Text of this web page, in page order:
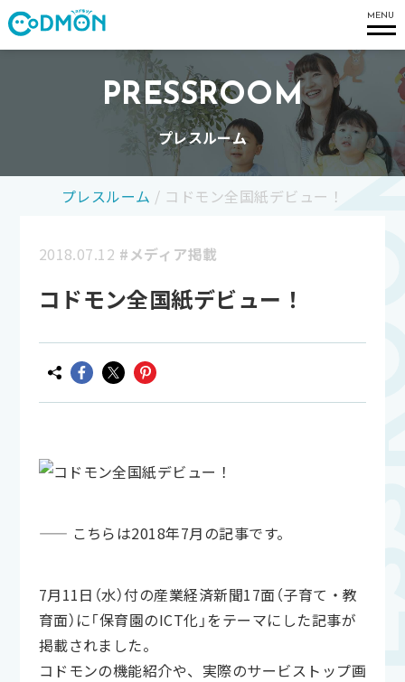
MENU
PRESSROOM
プレスルーム
プレスルーム / コドモン全国紙デビュー！
2018.07.12 #メディア掲載
コドモン全国紙デビュー！
—— こちらは2018年7月の記事です。
7月11日（水）付の産業経済新聞17面（子育て・教
育面）に「保育園のICT化」をテーマにした記事が
掲載されました。
コドモンの機能紹介や、実際のサービストップ画